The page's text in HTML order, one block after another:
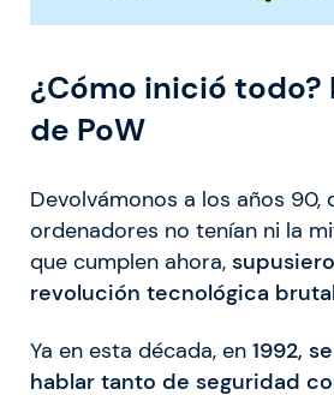
¿Cómo inició todo?
de PoW
Devolvámonos a los años 90,
ordenadores no tenían ni la
que cumplen ahora,
revolución tecnológica
Ya en esta década, en 1992,
hablar tanto de seguridad